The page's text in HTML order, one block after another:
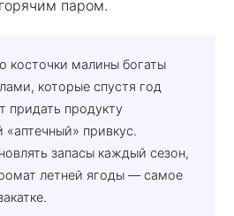
паром.
косточки малины богаты
которые спустя год
придать продукту
«аптечный» привкус.
запасы каждый сезон,
летней ягоды — самое